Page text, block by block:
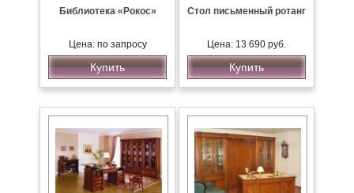
Библиотека «Рокос»
Цена: по запросу
Купить
Стол письменный ротанг
Цена: 13 690 руб.
Купить